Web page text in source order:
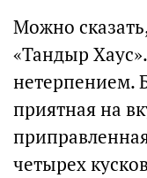
Можно
«Тандыр
нетерпением.
приятная на
четырех